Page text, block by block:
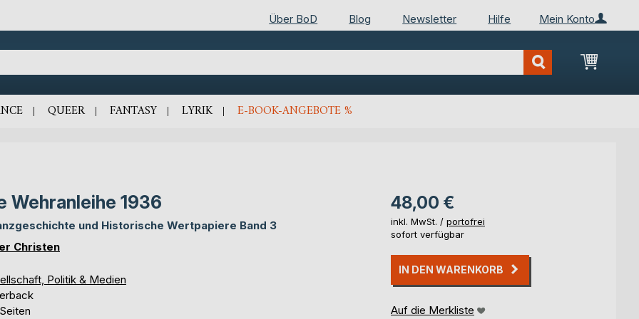
Mein Konto
Über BoD Blog Newsletter Hilfe
Mein
QUEER FANTASY LYRIK E-BOOK-ANGEBOTE %
Wehranleihe 1936
und Historische Wertpapiere Band 3
Christen
Politik & Medien
48,00 €
inkl. MwSt. / portofrei
sofort verfügbar
IN DEN WARENKORB
Auf die Merkliste